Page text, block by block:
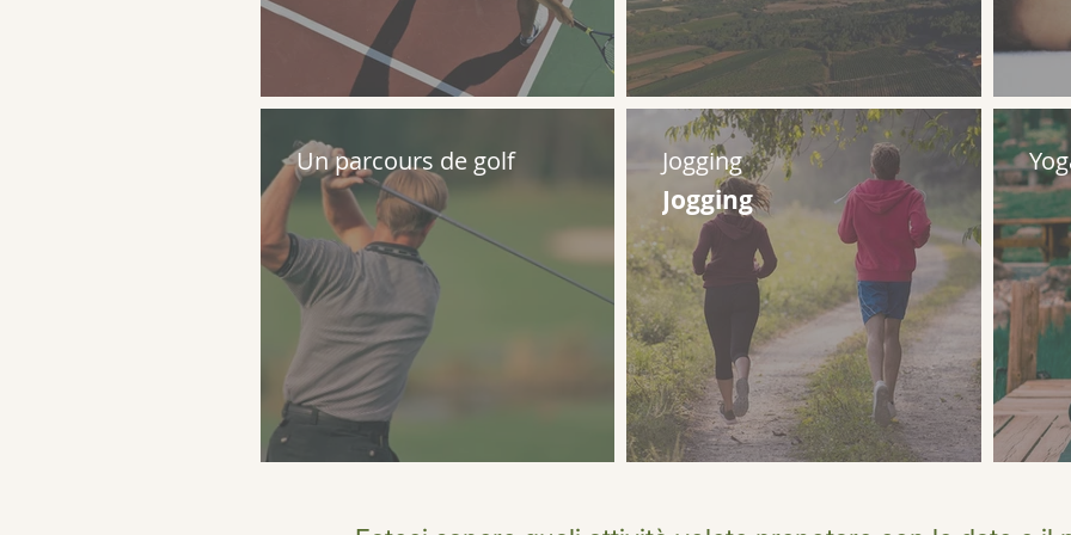
Un parcours de golf Jogging
Jogging